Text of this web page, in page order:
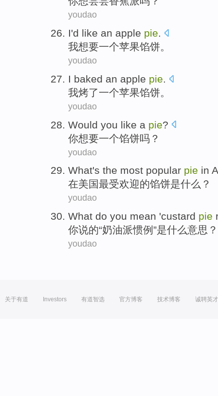
youdao
I'd like an apple pie.
我想要一个苹果馅饼。
youdao
I baked an apple pie.
我烤了一个苹果馅饼。
youdao
Would you like a pie?
你想要一个馅饼吗？
youdao
What's the most popular pie in
在美国最受欢迎的馅饼是什么 ？
youdao
What do you mean 'custard pie
你说的“奶油派惯例 ”是什么意思？
youdao
关于有道 Investors 有道智选 官方博客 技术博客 诚聘英才